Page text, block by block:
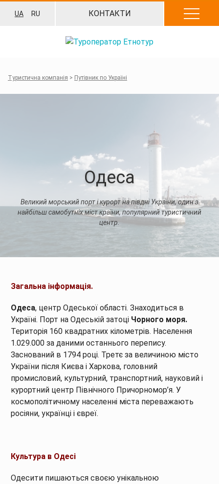
UA RU КОНТАКТИ
Туристична компанія > Путівник по Україні
Одеса
Великий морський порт і курорт на півдні України, один з
найбільш самобутніх міст країни, популярний туристичний
центр.
Загальна інформація.
Одеса, центр Одеської області. Знаходиться в
Україні. Порт на Одеській затоці Чорного моря.
Територія 160 квадратних кілометрів. Населення
1.029.000 за даними останнього перепису.
Заснований в 1794 році. Третє за величиною місто
України після Києва і Харкова, головний
промисловий, культурний, транспортний, науковий і
курортний центр Північного Причорномор’я. У
космополітичному населенні міста переважають
росіяни, українці і євреї.
Культура в Одесі
Одесити пишаються своєю унікальною